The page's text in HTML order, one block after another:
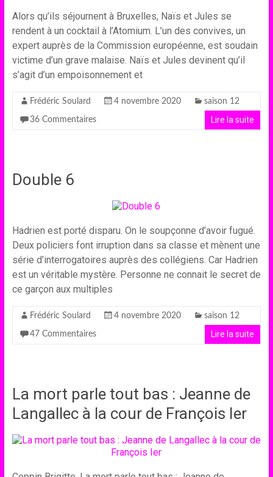
Alors qu’ils séjournent à Bruxelles, Naïs et Jules se
rendent à un cocktail à l’Atomium. L’un des convives, un
expert auprès de la Commission européenne, est soudain
victime d’un grave malaise. Naïs et Jules devinent qu’il
s’agit d’un empoisonnement et
Frédéric Soulard 4 novembre 2020 saison 12
36 Commentaires Lire la suite
Double 6
Hadrien est porté disparu. On le soupçonne d’avoir fugué.
Deux policiers font irruption dans sa classe et mènent une
série d’interrogatoires auprès des collégiens. Car Hadrien
est un véritable mystère. Personne ne connait le secret de
ce garçon aux multiples
Frédéric Soulard 4 novembre 2020 saison 12
47 Commentaires Lire la suite
La mort parle tout bas : Jeanne de
Langallec à la cour de François Ier